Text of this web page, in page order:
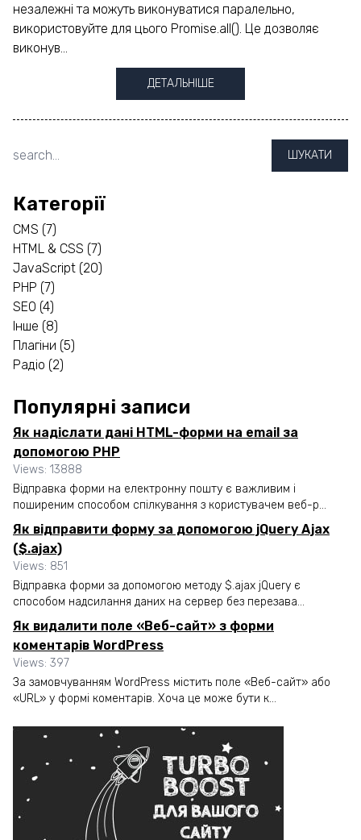
незалежні та можуть виконуватися паралельно,
використовуйте для цього Promise.all(). Це дозволяє
виконув...
ДЕТАЛЬНІШЕ
ШУКАТИ
Категорії
CMS (7)
HTML & CSS (7)
JavaScript (20)
PHP (7)
SEO (4)
Інше (8)
Плагіни (5)
Радіо (2)
Популярні записи
Як надіслати дані HTML-форми на email за
допомогою PHP
Views: 13888
Відправка форми на електронну пошту є важливим і
поширеним способом спілкування з користувачем веб-р...
Як відправити форму за допомогою jQuery Ajax
($.ajax)
Views: 851
Відправка форми за допомогою методу $.ajax jQuery є
способом надсилання даних на сервер без перезава...
Як видалити поле «Веб-сайт» з форми
коментарів WordPress
Views: 397
За замовчуванням WordPress містить поле «Веб-сайт» або
«URL» у формі коментарів. Хоча це може бути к...